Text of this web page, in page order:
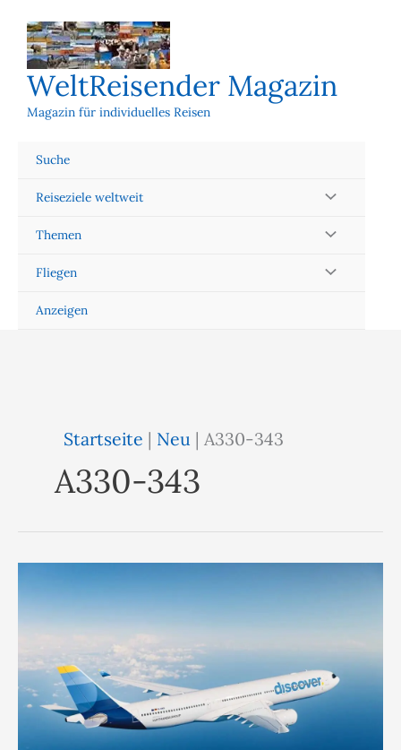
Inhalt
springen
WeltReisender Magazin
Magazin für individuelles Reisen
Suche
Reiseziele weltweit
Themen
Fliegen
Anzeigen
Startseite | Neu |A330-343
A330-343